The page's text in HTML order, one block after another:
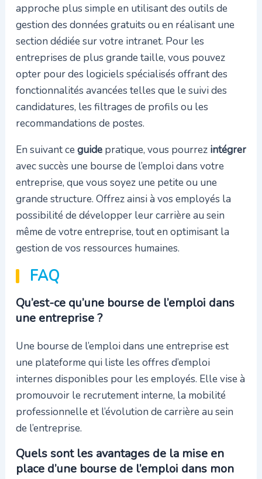
approche plus simple en utilisant des outils de
gestion des données gratuits ou en réalisant une
section dédiée sur votre intranet. Pour les
entreprises de plus grande taille, vous pouvez
opter pour des logiciels spécialisés offrant des
fonctionnalités avancées telles que le suivi des
candidatures, les filtrages de profils ou les
recommandations de postes.
En suivant ceguidepratique, vous pourrez intégrer
avec succès une bourse de l’emploi dans votre
entreprise, que vous soyez une petite ou une
grande structure. Offrez ainsi à vos employés la
possibilité de développer leur carrière au sein
même de votre entreprise, tout en optimisant la
gestion de vos ressources humaines.
FAQ
Qu’est-ce qu’une bourse de l’emploi dans
une entreprise ?
Une bourse de l’emploi dans une entreprise est
une plateforme qui liste les offres d’emploi
internes disponibles pour les employés. Elle vise à
promouvoir le recrutement interne, la mobilité
professionnelle et l’évolution de carrière au sein
de l’entreprise.
Quels sont les avantages de la mise en
place d’une bourse de l’emploi dans mon